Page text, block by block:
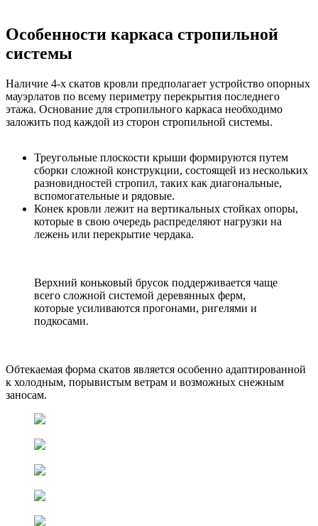
Особенности каркаса стропильной
системы
Наличие 4-х скатов кровли предполагает устройство опорных
мауэрлатов по всему периметру перекрытия последнего
этажа. Основание для стропильного каркаса необходимо
заложить под каждой из сторон стропильной системы.
Треугольные плоскости крыши формируются путем
сборки сложной конструкции, состоящей из нескольких
разновидностей стропил, таких как диагональные,
вспомогательные и рядовые.
Конек кровли лежит на вертикальных стойках опоры,
которые в свою очередь распределяют нагрузки на
лежень или перекрытие чердака.
Верхний коньковый брусок поддерживается чаще
всего сложной системой деревянных ферм,
которые усиливаются прогонами, ригелями и
подкосами.
Обтекаемая форма скатов является особенно адаптированной
к холодным, порывистым ветрам и возможных снежным
заносам.